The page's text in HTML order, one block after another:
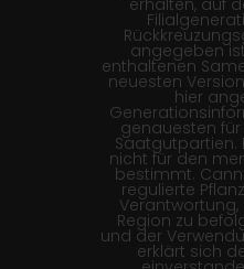
erhalten, auf
angegeben
enthaltenen
neuesten
hier
genauesten
Saatgutpartien.
nicht für den
bestimmt.
regulierte
Verantwortung,
Region zu
und der
erklärt sich